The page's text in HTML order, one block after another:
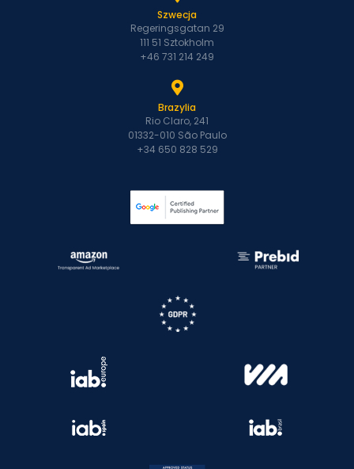
Szwecja
Regeringsgatan 29
111 51 Sztokholm
+46 731 214 249
Brazylia
Rio Claro, 241
01332-010 São Paulo
+34 650 828 529